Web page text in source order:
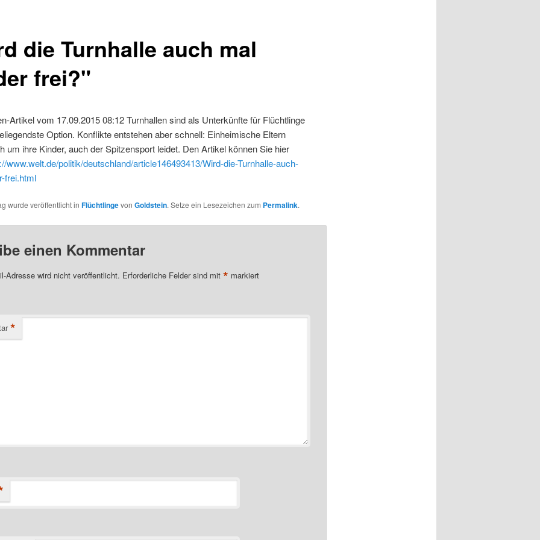
die Turnhalle auch mal
frei?"
Artikel vom 17.09.2015 08:12 Turnhallen sind als Unterkünfte für Flüchtlinge
Option. Konflikte entstehen aber schnell: Einheimische Eltern
um ihre Kinder, auch der Spitzensport leidet. Den Artikel können Sie hier
www.welt.de/politik/deutschland/article146493413/Wird-die-Turnhalle-auch-
frei.html
wurde veröffentlicht in Flüchtlingevon Goldstein. Setze ein Lesezeichen zum Permalink.
einen Kommentar
Adresse wird nicht veröffentlicht. Erforderliche Felder sind mit * markiert
*